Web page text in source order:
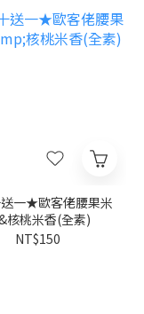
一★歐客佬腰果米
核桃米香(全素)
NT$150